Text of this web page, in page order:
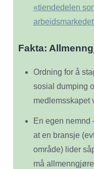
«tiendedelen
Fakta:
Ordning for å
sosial dumping
medlemsskapet
En egen nemnd
at en bransje
område) lider
må